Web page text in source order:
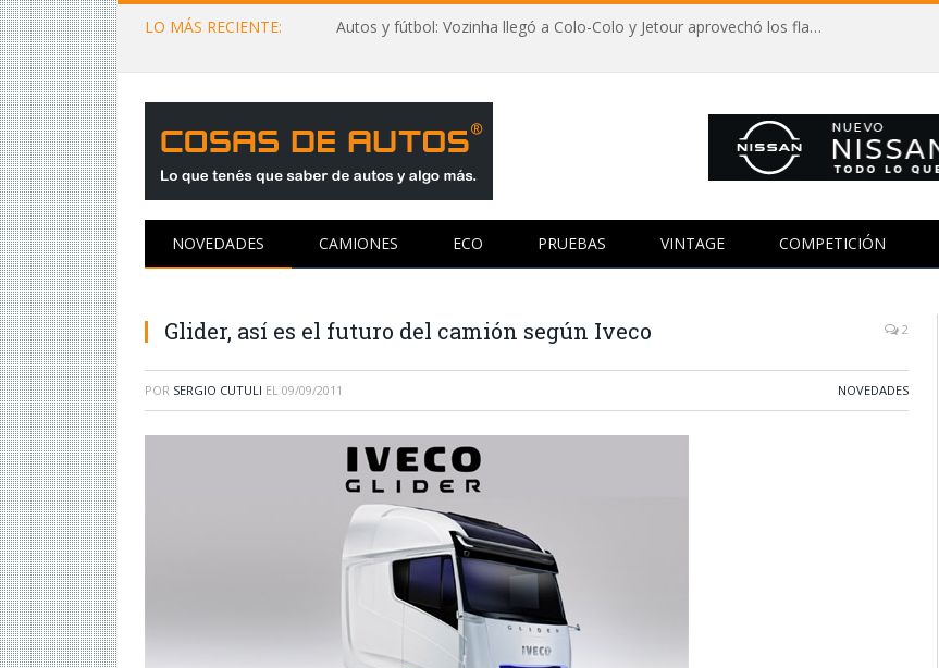
LO MÁS RECIENTE: Autos y fútbol: Vozinha llegó a Colo-Colo y Jetour aprovechó los flashes
NOVEDADES CAMIONES ECO PRUEBAS VINTAGE COMPETICIÓN
Glider, así es el futuro del camión según Iveco 2
POR SERGIO CUTULI EL 09/09/2011 NOVEDADES